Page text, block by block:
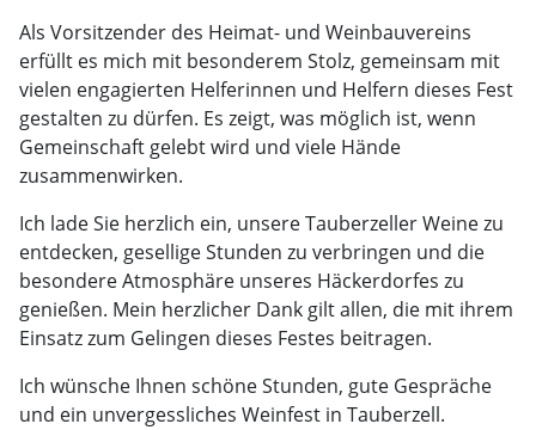
Als Vorsitzender des Heimat- und Weinbauvereins
erfüllt es mich mit besonderem Stolz, gemeinsam mit
vielen engagierten Helferinnen und Helfern dieses Fest
gestalten zu dürfen. Es zeigt, was möglich ist, wenn
Gemeinschaft gelebt wird und viele Hände
zusammenwirken.
Ich lade Sie herzlich ein, unsere Tauberzeller Weine zu
entdecken, gesellige Stunden zu verbringen und die
besondere Atmosphäre unseres Häckerdorfes zu
genießen. Mein herzlicher Dank gilt allen, die mit ihrem
Einsatz zum Gelingen dieses Festes beitragen.
Ich wünsche Ihnen schöne Stunden, gute Gespräche
und ein unvergessliches Weinfest in Tauberzell.